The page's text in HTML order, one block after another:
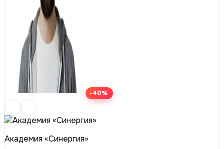
-40%
Академия «Синергия»